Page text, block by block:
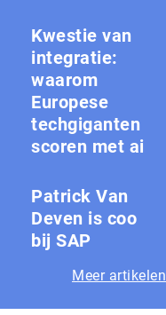
Kwestie van
integratie:
waarom
Europese
techgiganten
scoren met ai
Patrick Van
Deven is coo
bij SAP
Meer artikelen